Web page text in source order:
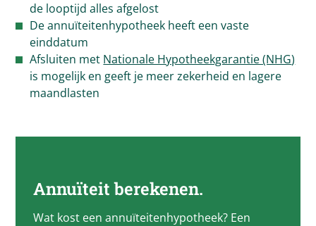
de looptijd alles afgelost
De annuïteitenhypotheek heeft een vaste
einddatum
Afsluiten met Nationale Hypotheekgarantie (NHG)
is mogelijk en geeft je meer zekerheid en lagere
maandlasten
Annuïteit berekenen.
Wat kost een annuïteitenhypotheek? Een